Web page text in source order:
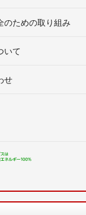
のための取り組み
いて
せ